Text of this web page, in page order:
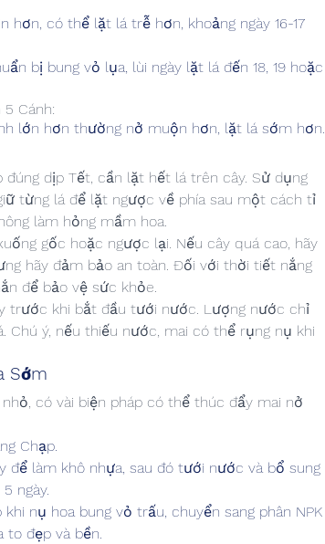
hơn, có thể lặt lá trễ hơn, khoảng ngày 16-17
bị bung vỏ lụa, lùi ngày lặt lá đến 18, 19 hoặc
Cánh:
lớn hơn thường nở muộn hơn, lặt lá sớm hơn.
dịp Tết, cần lặt hết lá trên cây. Sử dụng
từng lá để lặt ngược về phía sau một cách tỉ
làm hỏng mầm hoa.
gốc hoặc ngược lại. Nếu cây quá cao, hãy
hãy đảm bảo an toàn. Đối với thời tiết nắng
để bảo vệ sức khỏe.
trước khi bắt đầu tưới nước. Lượng nước chỉ
Chú ý, nếu thiếu nước, mai có thể rụng nụ khi
Sớm
có vài biện pháp có thể thúc đẩy mai nở
Chạp.
để làm khô nhựa, sau đó tưới nước và bổ sung
ngày.
nụ hoa bung vỏ trấu, chuyển sang phân NPK
to đẹp và bền.